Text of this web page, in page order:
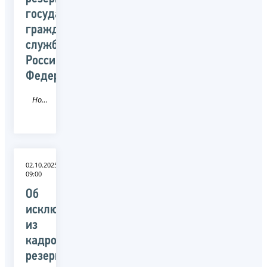
государственной
гражданской
службы
Российской
Федерации
Новость
02.10.2025
09:00
Об
исключении
из
кадрового
резерва